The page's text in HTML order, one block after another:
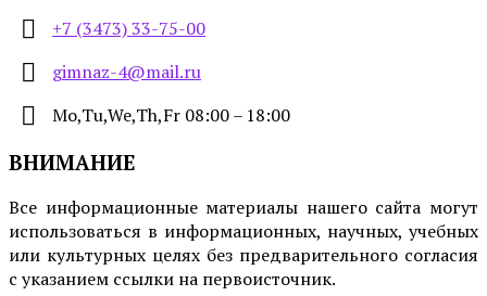
+7 (3473) 33-75-00
gimnaz-4@mail.ru
Mo,Tu,We,Th,Fr 08:00 – 18:00
ВНИМАНИЕ
Все информационные материалы нашего сайта могут
использоваться в информационных, научных, учебных
или культурных целях без предварительного согласия
с указанием ссылки на первоисточник.